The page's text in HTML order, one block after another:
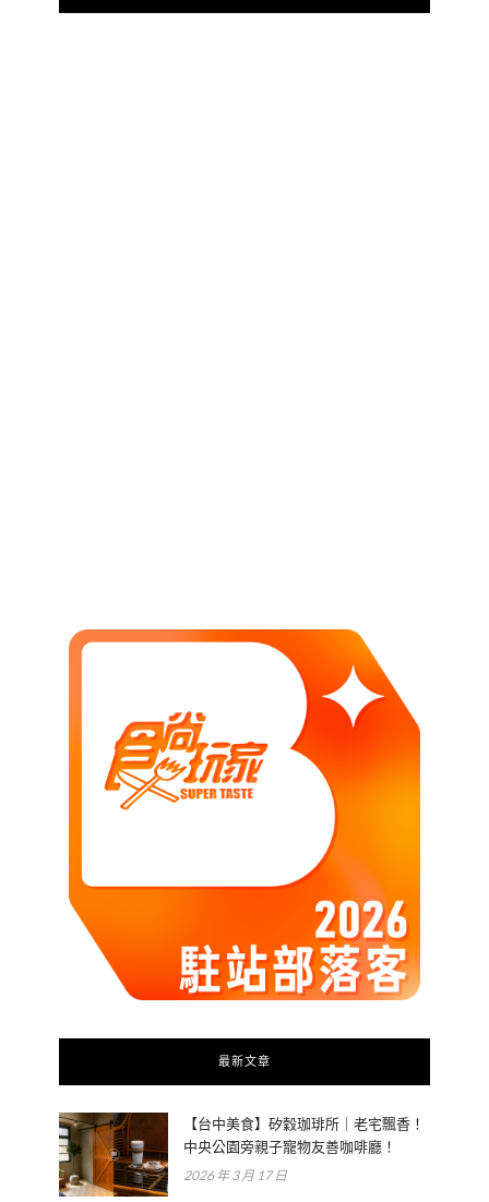
最新文章
【台中美食】矽穀珈琲所｜老宅飄香！
中央公園旁親子寵物友善咖啡廳！
2026 年 3 月 17 日